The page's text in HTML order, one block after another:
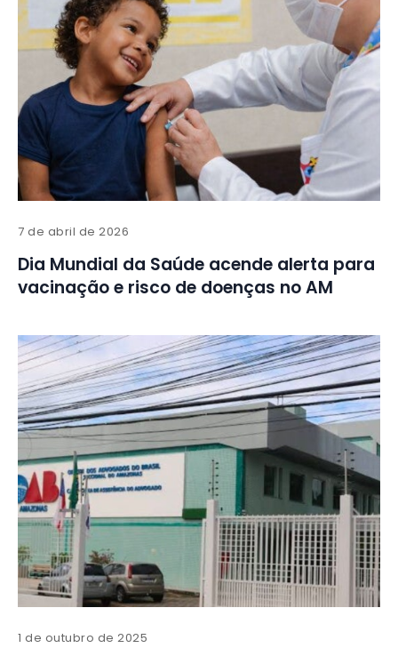
7 de abril de 2026
Dia Mundial da Saúde acende alerta para
vacinação e risco de doenças no AM
1 de outubro de 2025